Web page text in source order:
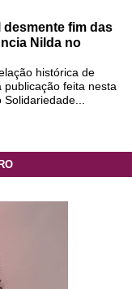
fim das
Nilda no
histórica de
publicação feita nesta